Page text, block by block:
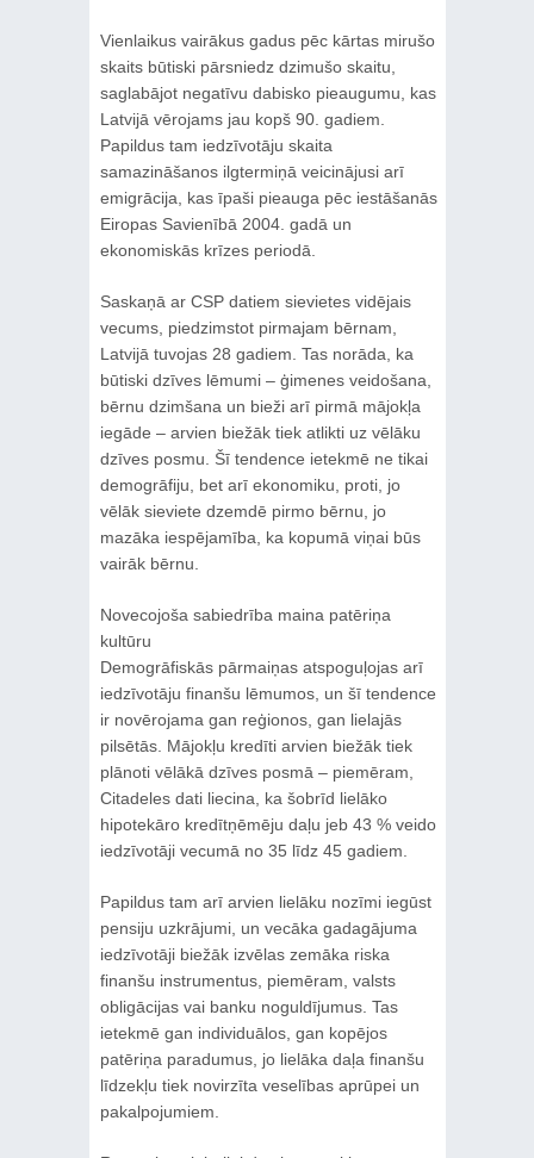
Vienlaikus vairākus gadus pēc kārtas mirušo
skaits būtiski pārsniedz dzimušo skaitu,
saglabājot negatīvu dabisko pieaugumu, kas
Latvijā vērojams jau kopš 90. gadiem.
Papildus tam iedzīvotāju skaita
samazināšanos ilgtermiņā veicinājusi arī
emigrācija, kas īpaši pieauga pēc iestāšanās
Eiropas Savienībā 2004. gadā un
ekonomiskās krīzes periodā.
Saskaņā ar CSP datiem sievietes vidējais
vecums, piedzimstot pirmajam bērnam,
Latvijā tuvojas 28 gadiem. Tas norāda, ka
būtiski dzīves lēmumi – ģimenes veidošana,
bērnu dzimšana un bieži arī pirmā mājokļa
iegāde – arvien biežāk tiek atlikti uz vēlāku
dzīves posmu. Šī tendence ietekmē ne tikai
demogrāfiju, bet arī ekonomiku, proti, jo
vēlāk sieviete dzemdē pirmo bērnu, jo
mazāka iespējamība, ka kopumā viņai būs
vairāk bērnu.
Novecojoša sabiedrība maina patēriņa
kultūru
Demogrāfiskās pārmaiņas atspoguļojas arī
iedzīvotāju finanšu lēmumos, un šī tendence
ir novērojama gan reģionos, gan lielajās
pilsētās. Mājokļu kredīti arvien biežāk tiek
plānoti vēlākā dzīves posmā – piemēram,
Citadeles dati liecina, ka šobrīd lielāko
hipotekāro kredītņēmēju daļu jeb 43 % veido
iedzīvotāji vecumā no 35 līdz 45 gadiem.
Papildus tam arī arvien lielāku nozīmi iegūst
pensiju uzkrājumi, un vecāka gadagājuma
iedzīvotāji biežāk izvēlas zemāka riska
finanšu instrumentus, piemēram, valsts
obligācijas vai banku noguldījumus. Tas
ietekmē gan individuālos, gan kopējos
patēriņa paradumus, jo lielāka daļa finanšu
līdzekļu tiek novirzīta veselības aprūpei un
pakalpojumiem.